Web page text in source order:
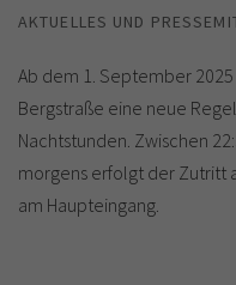
AKTUELLES UND
Ab dem 1. September
Bergstraße eine neue
Nachtstunden. Zwischen
morgens erfolgt der Zutritt
am Haupteingang.